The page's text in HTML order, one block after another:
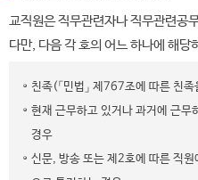
교직원은 직무관련자나 직무관련공
다만, 다음 각 호의 어느 하나에 해당
친족(「민법」 제767조에 따른 친
현재 근무하고 있거나 과거에 근무
경우
신문, 방송 또는 제2호에 따른 직